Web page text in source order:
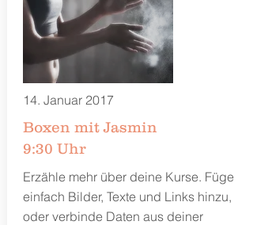
14. Januar 2017
Boxen mit Jasmin
9:30 Uhr
Erzähle mehr über deine Kurse. Füge
einfach Bilder, Texte und Links hinzu,
oder verbinde Daten aus deiner